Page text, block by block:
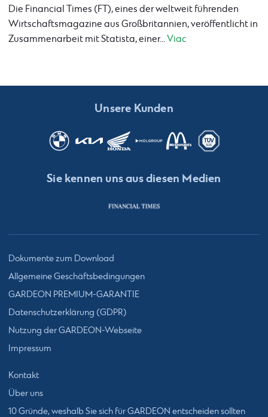
Die Financial Times (FT), eines der weltweit führenden
Wirtschaftsmagazine aus Großbritannien, veröffentlicht in
Zusammenarbeit mit Statista, einer...Viac
Unsere Kunden
Sie kennen uns aus diesen Medien
Dokumente zum Download
Allgemeine Geschäftsbedingungen
GARDEON PREMIUM-GARANTIE
Datenschutzerklärung (GDPR)
Nutzung der GARDEON-Webseite
Impressum
Kontakt
Über uns
10 Gründe, weshalb Sie sich für GARDEON entscheiden sollten